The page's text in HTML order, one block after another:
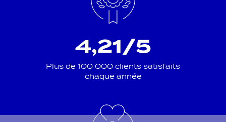
4,21/5
Plus de 100 000 clients satisfaits
chaque année